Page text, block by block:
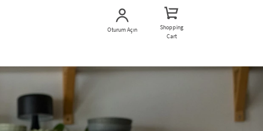
Oturum Açın
Shopping
Cart